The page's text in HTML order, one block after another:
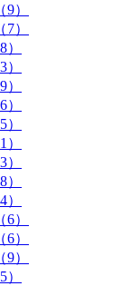
）
）
）
）
）